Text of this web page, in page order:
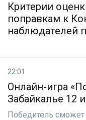
Критерии
поправкам к
наблюдателей
22:01
Онлайн-игра
Забайкалье 12
Победитель сможет